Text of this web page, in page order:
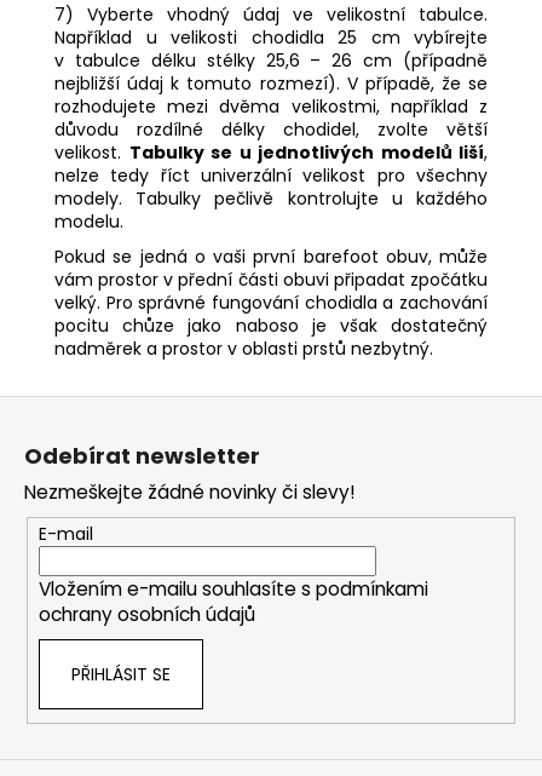
7) Vyberte vhodný údaj ve velikostní tabulce.
Například u velikosti chodidla 25 cm vybírejte
v tabulce délku stélky 25,6 – 26 cm (případně
nejbližší údaj k tomuto rozmezí). V případě, že se
rozhodujete mezi dvěma velikostmi, například z
důvodu rozdílné délky chodidel, zvolte větší
velikost. Tabulky se u jednotlivých modelů liší,
nelze tedy říct univerzální velikost pro všechny
modely. Tabulky pečlivě kontrolujte u každého
modelu.
Pokud se jedná o vaši první barefoot obuv, může
vám prostor v přední části obuvi připadat zpočátku
velký. Pro správné fungování chodidla a zachování
pocitu chůze jako naboso je však dostatečný
nadměrek a prostor v oblasti prstů nezbytný.
Z
Odebírat newsletter
Nezmeškejte žádné novinky či slevy!
E-mail
Vložením e-mailu souhlasíte s podmínkami
ochrany osobních údajů
PŘIHLÁSIT SE